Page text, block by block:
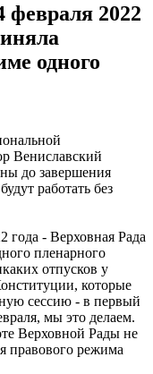
февраля 2022
одного
Вениславский
до завершения
работать без
года - Верховная Рада
пленарного
отпусков у
которые
сессию - в первый
мы это делаем.
Верховной Рады не
правового режима